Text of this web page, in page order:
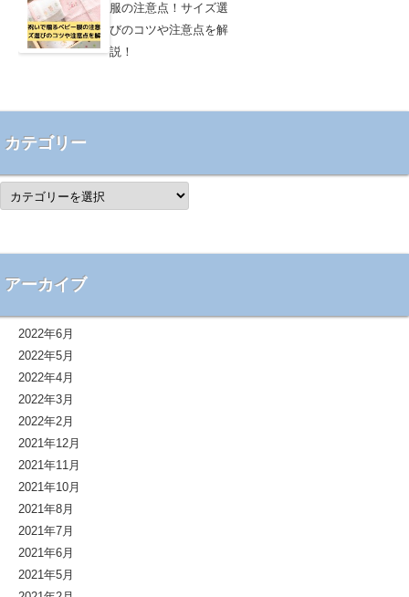
服の注意点！サイズ選
びのコツや注意点を解
説！
カテゴリー
カ
テ
アーカイブ
2022年6月
2022年5月
2022年4月
2022年3月
2022年2月
2021年12月
2021年11月
2021年10月
2021年8月
2021年7月
2021年6月
2021年5月